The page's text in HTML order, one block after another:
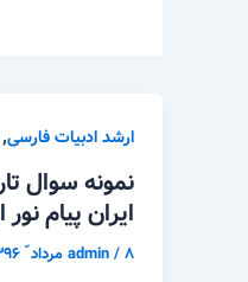
ارشد ادبیات فارسی,
نمونه سوال
ایران پیام
admin/۸ مرداد ّ ۱۳۹۶